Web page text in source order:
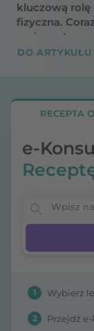
kluczową rolę
fizyczna.
mają
rodzaje
DO ARTYKUŁU
RECEPTA
e-
Wpisz nazwę
1 Wybierz
2 Przejdź